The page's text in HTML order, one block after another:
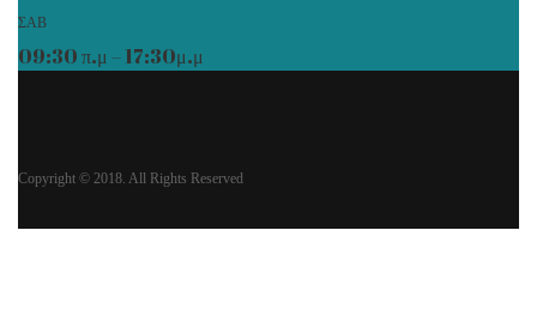
ΣΑΒ
09:30 π.μ – 17:30μ.μ
Copyright © 2018. All Rights Reserved